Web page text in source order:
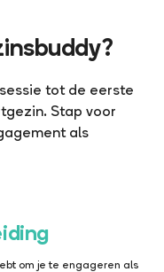
tot de eerste
Stap voor
als
om je te engageren als